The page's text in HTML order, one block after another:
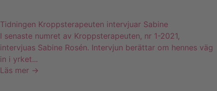
Tidningen Kroppsterapeuten intervjuar Sabine
I senaste numret av Kroppsterapeuten, nr 1-2021,
intervjuas Sabine Rosén. Intervjun berättar om hennes väg
in i yrket...
Läs mer →